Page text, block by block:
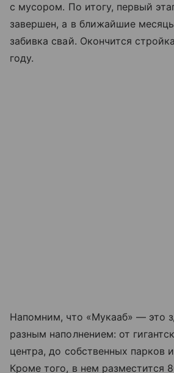
с мусором. По итогу, первый
завершен, а в ближайшие
забивка свай. Окончится
году.
Напомним, что «Мукааб» — это
разным наполнением: от
центра, до собственных парков
Кроме того, в нем разместится